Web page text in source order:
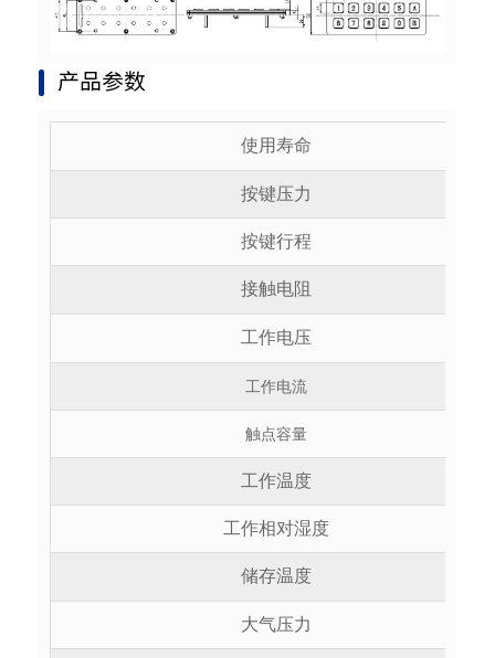
产品参数
使用寿命
按键压力
按键行程
接触电阻
工作电压
工作电流
触点容量
工作温度
工作相对湿度
储存温度
大气压力